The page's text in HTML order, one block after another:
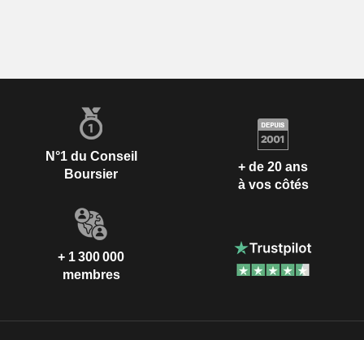
N°1 du Conseil
Boursier
+ de 20 ans
à vos côtés
+ 1 300 000
membres